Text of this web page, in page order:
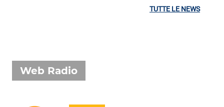
TUTTE LE NEWS
Web Radio